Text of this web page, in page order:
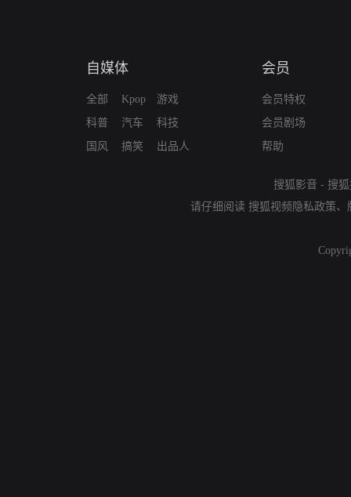
自媒体
全部
科普
国风
Kpop
汽车
搞笑
游戏
科技
出品人
会员
会员特权
会员剧场
帮助
搜狐影音 - 搜
请仔细阅读 搜狐视频隐私政策、